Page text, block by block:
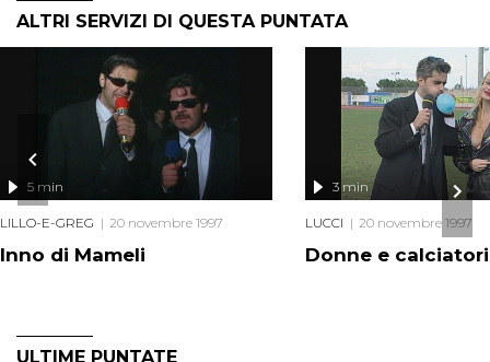
ALTRI SERVIZI DI QUESTA PUNTATA
Inno di Mameli
5 min
LILLO-E-GREG 20 novembre 1997
Donne e calciatori
3 min
LUCCI 20 novembre 1997
ULTIME PUNTATE